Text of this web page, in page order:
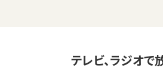
テレビ、ラジオで